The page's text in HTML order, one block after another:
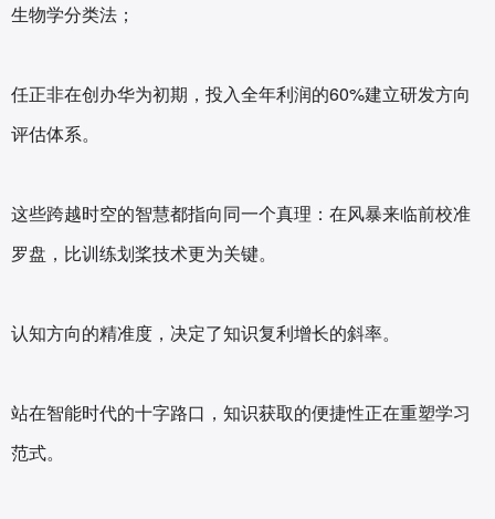
生物学分类法；
任正非在创办华为初期，投入全年利润的60%建立研发方向
评估体系。
这些跨越时空的智慧都指向同一个真理：在风暴来临前校准
罗盘，比训练划桨技术更为关键。
认知方向的精准度，决定了知识复利增长的斜率。
站在智能时代的十字路口，知识获取的便捷性正在重塑学习
范式。